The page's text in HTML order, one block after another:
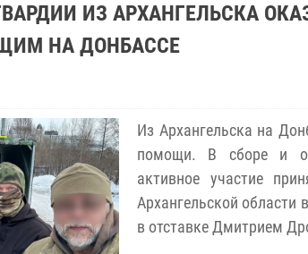
ИЗ АРХАНГЕЛЬСКА
НА ДОНБАССЕ
Из Архангельска на
помощи. В сборе и
активное участие
Архангельской области
в отставке Дмитрием